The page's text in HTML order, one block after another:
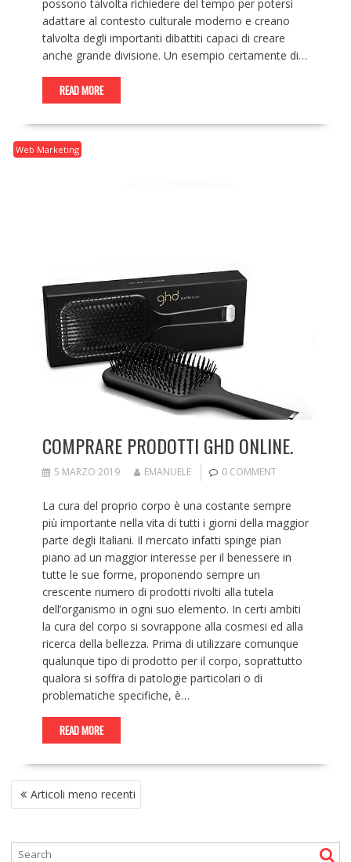
possono talvolta richiedere del tempo per potersi
adattare al contesto culturale moderno e creano
talvolta degli importanti dibattiti capaci di creare
anche grande divisione. Un esempio certamente di…
READ MORE
Web Marketing
COMPRARE PRODOTTI GHD ONLINE.
5 MARZO 2019 EMANUELE 0 COMMENT
La cura del proprio corpo è una costante sempre
più importante nella vita di tutti i giorni della maggior
parte degli Italiani. Il mercato infatti spinge pian
piano ad un maggior interesse per il benessere in
tutte le sue forme, proponendo sempre un
crescente numero di prodotti rivolti alla tutela
dell’organismo in ogni suo elemento. In certi ambiti
la cura del corpo si sovrappone alla cosmesi ed alla
ricerca della bellezza. Prima di utilizzare comunque
qualunque tipo di prodotto per il corpo, soprattutto
qualora si soffra di patologie particolari o di
problematiche specifiche, è…
READ MORE
NAVIGAZIONE
ARTICOLI
Articoli meno recenti